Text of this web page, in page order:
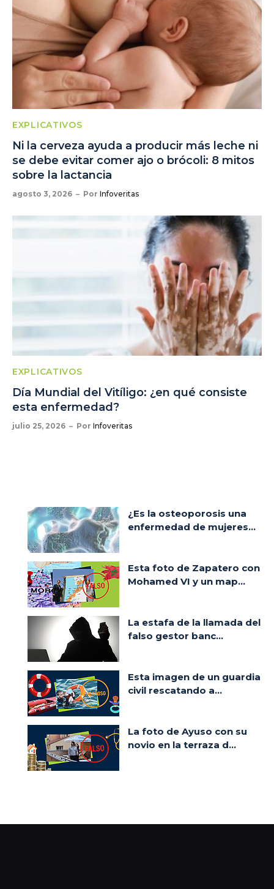
EXPLICATIVOS
Ni la cerveza ayuda a producir más leche ni
se debe evitar comer ajo o brócoli: 8 mitos
sobre la lactancia
agosto 3, 2026 Por Infoveritas
EXPLICATIVOS
Día Mundial del Vitíligo: ¿en qué consiste
esta enfermedad?
julio 25, 2026 Por Infoveritas
¿Es la osteoporosis una
enfermedad de mujeres...
Esta foto de Zapatero con
Mohamed VI y un map...
La estafa de la llamada del
falso gestor banc...
Esta imagen de un guardia
civil rescatando a...
La foto de Ayuso con su
novio en la terraza d...